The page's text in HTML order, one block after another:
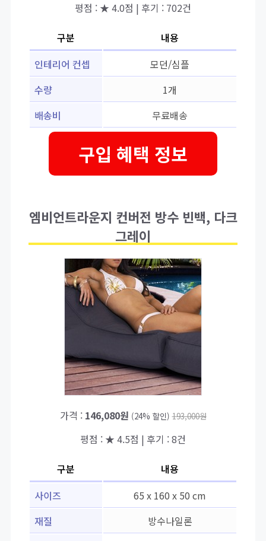
평점 : ★ 4.0점 | 후기 : 702건
구분
내용
인테리어 컨셉
모던/심플
수량
1개
배송비
무료배송
구입 혜택 정보
엠비언트라운지 컨버전 방수 빈백, 다크
그레이
가격 : 146,080원 (24% 할인) 193,000원
평점 : ★ 4.5점 | 후기 : 8건
구분
내용
사이즈
65 x 160 x 50 cm
재질
방수나일론